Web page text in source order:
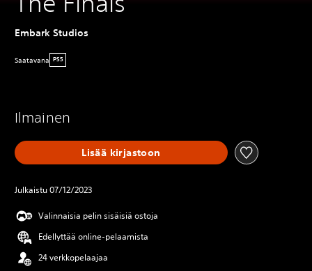
Embark Studios
Saatavana PS5
Ilmainen
Lisää kirjastoon
Julkaistu 07/12/2023
Valinnaisia pelin sisäisiä ostoja
Edellyttää online-pelaamista
24 verkkopelaajaa